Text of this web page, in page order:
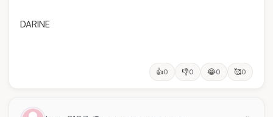
DARINE
👍0 👎0 😂0 🥰0